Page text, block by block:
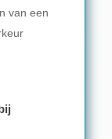
van een